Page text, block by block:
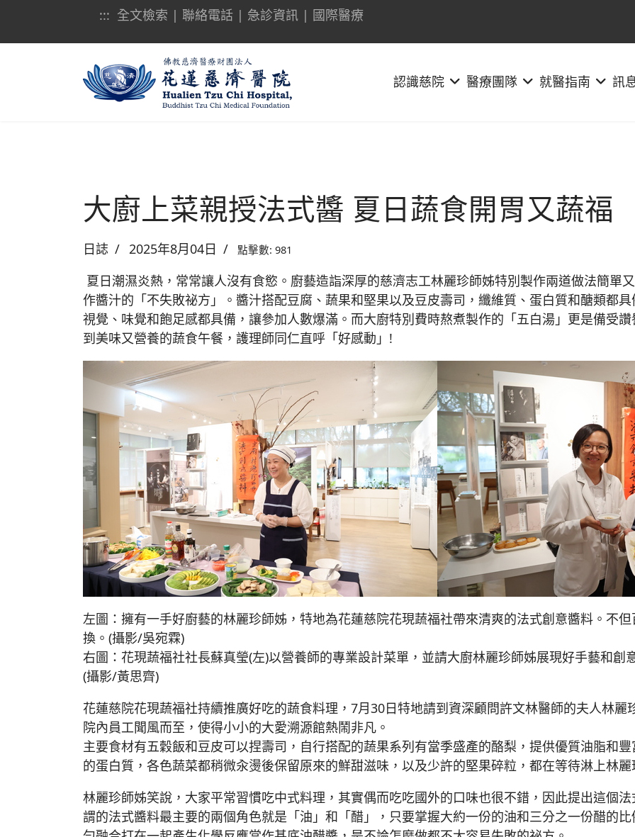
::: 全文檢索 | 聯絡電話| 急診資訊| 國際醫療
認識慈院 醫療團隊 就醫指南 訊
大廚上菜親授法式醬 夏日蔬食開胃又蔬福
日誌 2025年8月04日 點擊數: 981
夏日潮濕炎熱，常常讓人沒有食慾。廚藝造詣深厚的慈濟志工林麗珍師姊特別製作兩道做法簡單
作醬汁的「不失敗祕方」。醬汁搭配豆腐、蔬果和堅果以及豆皮壽司，纖維質、蛋白質和醣類都
視覺、味覺和飽足感都具備，讓參加人數爆滿。而大廚特別費時熬煮製作的「五白湯」更是備受
到美味又營養的蔬食午餐，護理師同仁直呼「好感動」!
左圖：擁有一手好廚藝的林麗珍師姊，特地為花蓮慈院花現蔬福社帶來清爽的法式創意醬料。不
換。(攝影/吳宛霖)
右圖：花現蔬福社社長蘇真瑩(左)以營養師的專業設計菜單，並請大廚林麗珍師姊展現好手藝和創
(攝影/黃思齊)
花蓮慈院花現蔬福社持續推廣好吃的蔬食料理，7月30日特地請到資深顧問許文林醫師的夫人林
院內員工聞風而至，使得小小的大愛溯源館熱鬧非凡。
主要食材有五穀飯和豆皮可以捏壽司，自行搭配的蔬果系列有當季盛產的酪梨，提供優質油脂和
的蛋白質，各色蔬菜都稍微汆燙後保留原來的鮮甜滋味，以及少許的堅果碎粒，都在等待淋上林麗
林麗珍師姊笑說，大家平常習慣吃中式料理，其實偶而吃吃國外的口味也很不錯，因此提出這個
謂的法式醬料最主要的兩個角色就是「油」和「醋」，只要掌握大約一份的油和三分之一份醋的